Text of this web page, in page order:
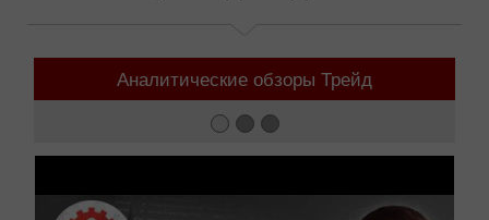
Аналитические обзоры Трейд